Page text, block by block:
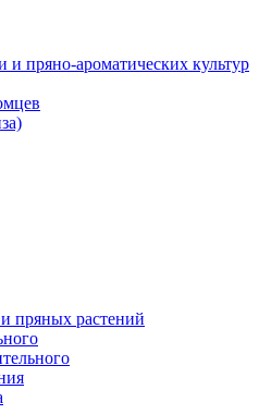
и пряно-ароматических культур
пряных растений